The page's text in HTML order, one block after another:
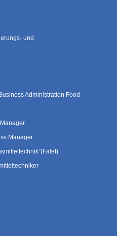
und
Administration Food
Manager